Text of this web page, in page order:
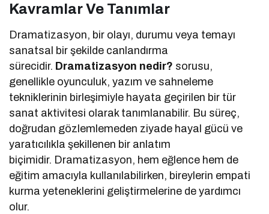
Kavramlar Ve Tanımlar
Dramatizasyon, bir olayı, durumu veya temayı
sanatsal bir şekilde canlandırma
sürecidir. Dramatizasyon nedir? sorusu,
genellikle oyunculuk, yazım ve sahneleme
tekniklerinin birleşimiyle hayata geçirilen bir tür
sanat aktivitesi olarak tanımlanabilir. Bu süreç,
doğrudan gözlemlemeden ziyade hayal gücü ve
yaratıcılıkla şekillenen bir anlatım
biçimidir. Dramatizasyon, hem eğlence hem de
eğitim amacıyla kullanılabilirken, bireylerin empati
kurma yeteneklerini geliştirmelerine de yardımcı
olur.